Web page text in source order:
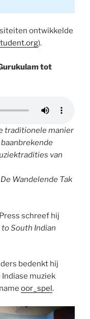
ontwikkelde
).
tot
traditionele manier
van
De Wandelende Tak
schreef hij
South Indian
bedenkt hij
muziek
oor_spel.